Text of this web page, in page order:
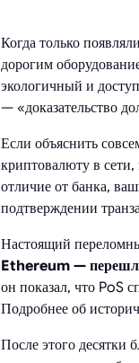
Когда только
дорогим
экологичный и
— «доказательство
Если объяснить
криптовалюту в сети,
отличие от банка,
подтверждении
Настоящий
Ethereum —
он показал, что PoS
Подробнее об
После этого десятки